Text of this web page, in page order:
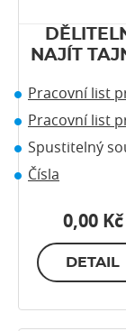
NAJÍT
Pracovní list
Pracovní list
Spustitelný
Čísla
0,00 Kč
DETAIL